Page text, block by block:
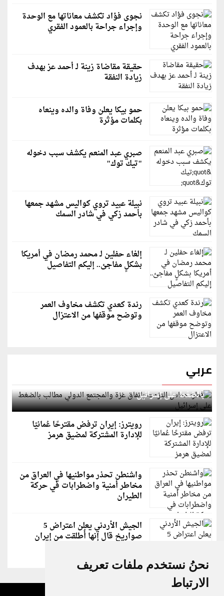
نحنُ نستخدم ملفات تعريف
الارتباط
نجوى فؤاد تكشف معاناتها مع الوحدة
وإجراء جراحة بالعمود الفقري
حقيقة مقاضاة زينة لـ أحمد عز بهدف
زيادة النفقة
حمو بيكا يعلن وفاة والده وينعاه
بكلمات مؤثرة
صبري عبد المنعم يكشف سبب دخوله
"تيك توك"
نبيلة عبيد تروي كواليس مشهد جمعها
بأحمد زكي في شادر السمك
إلغاء حفلين لـ محمد رمضان في أمريكا
بشكلٍ مفاجئ.. إليكم التفاصيل
رندة كعدي تكشف مخاوف العمر
وتوضح موقفها من الاعتزال
عربي
قطر: حماس التزمت باتفاق غزة والمجتمع الدولي مطالب
بالضغط على إسرائيل
رويترز: إيران ترفض مقترحًا عُمانيًا
للإدارة المشتركة لمضيق هرمز
واشنطن تحذر مواطنيها في العراق من
مخاطر أمنية واضطرابات في حركة
الطيران
الجيش الأردني يعلن اعتراض 5
صواريخ قال إنها أُطلقت من إيران